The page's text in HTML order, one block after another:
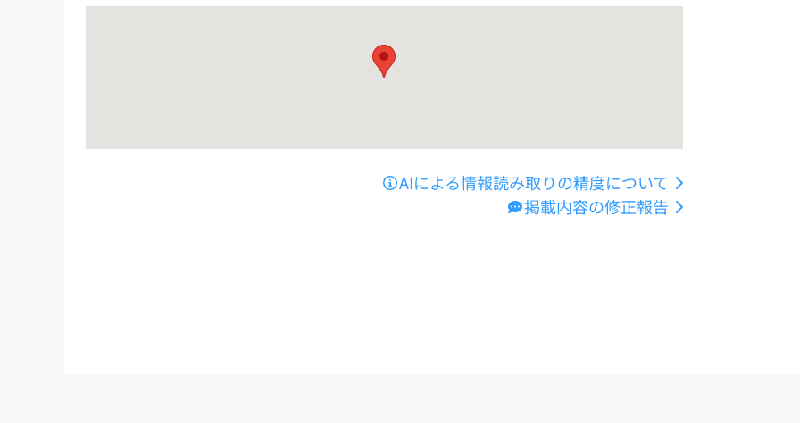
AIによる情報読み取りの精度について
掲載内容の修正報告